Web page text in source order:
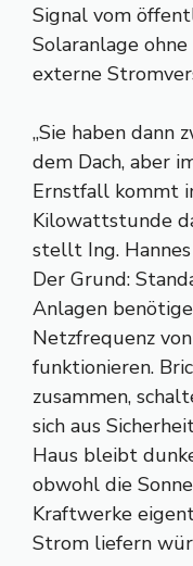
Signal vom
Solaranlage ohne
externe
„Sie haben dann
dem Dach, aber
Ernstfall kommt
Kilowattstunde
stellt Ing.
Der Grund:
Anlagen
Netzfrequenz
funktionieren.
zusammen,
sich aus
Haus bleibt
obwohl die
Kraftwerke
Strom liefern